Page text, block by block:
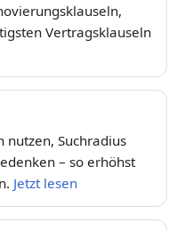
Vertragsklauseln
nutzen, Suchradius
– so erhöhst
Jetzt lesen